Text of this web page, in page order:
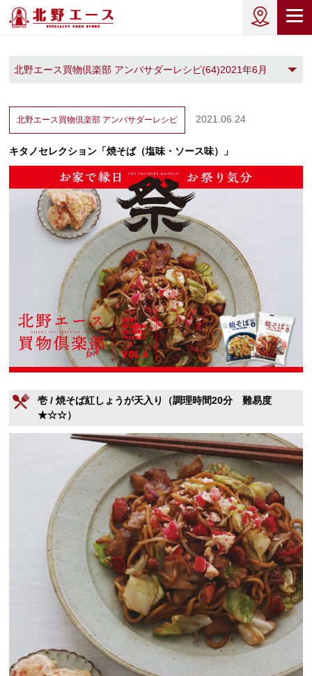
北野エース買物倶楽部 アンバサダーレシピ(64)2021年6月
北野エース買物倶楽部 アンバサダーレシピ 2021.06.24
キタノセレクション「焼そば（塩味・ソース味）」
壱 / 焼そば紅しょうが天入り（調理時間20分 難易度
★☆☆）